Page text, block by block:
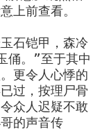
上前查看。
石铠甲，森冷
俑。”至于其中
更令人心悸的
过，按理尸骨
众人迟疑不敢
的声音传